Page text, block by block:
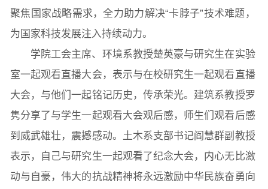
聚焦国家战略需求，全力助力解决“卡脖子”技术难题，
为国家科技发展注入持续动力。
学院工会主席、环境系教授楚英豪与研究生在实验
室一起观看直播大会，表示与在校研究生一起观看直播
大会，与他们一起铭记历史，传承荣光。建筑系教授罗
隽分享了与学生一起观看大会观后感，师生们观看后感
到威武雄壮，震撼感动。土木系支部书记阎慧群副教授
表示，自己与研究生一起观看了纪念大会，内心无比激
动与自豪，伟大的抗战精神将永远激励中华民族奋勇向